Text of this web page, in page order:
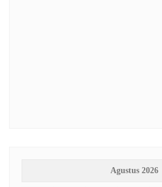
Agustus 2026